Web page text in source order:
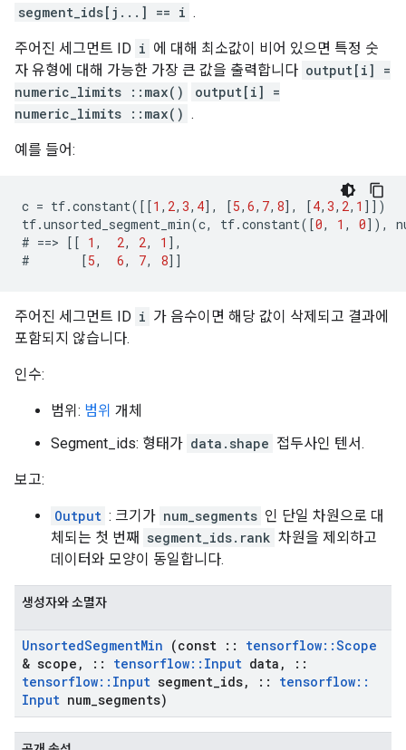
segment_ids[j...] == i .
주어진 세그먼트 ID i 에 대해 최소값이 비어 있으면 특정 숫
자 유형에 대해 가능한 가장 큰 값을 출력합니다 output[i] =
numeric_limits ::max()
output[i] =
numeric_limits ::max() .
예를 들어:
c = tf.constant([[1 , 2, 3, 4], [5, 6, 7, 8], [4, 3, 2, 1 ]])
tf.unsorted_segment_min(c, tf.constant([0, 1 , 0]),
# ==> [[ 1 , 2, 2, 1 ],
#
[5, 6, 7, 8]]
주어진 세그먼트 ID i 가 음수이면 해당 값이 삭제되고 결과에
포함되지 않습니다.
인수:
범위: 범위 개체
Segment_ids: 형태가 data.shape 접두사인 텐서.
보고:
Output : 크기가 num_segments 인 단일 차원으로 대
체되는 첫 번째 segment_ids.rank 차원을 제외하고
데이터와 모양이 동일합니다.
생성자와 소멸자
UnsortedSegmentMin (const :: tensorflow::Scope
& scope , :: tensorflow:: Input data ,
::
tensorflow:: Input segment ids, :: tensorflow::
Input num segments)